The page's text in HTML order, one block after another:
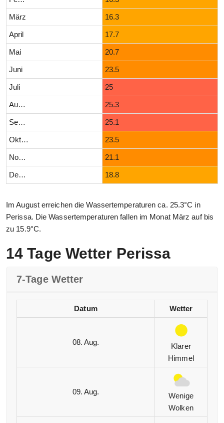
März 16.3
April 17.7
Mai 20.7
Juni 23.5
Juli 25
August 25.3
September 25.1
Oktober 23.5
November 21.1
Dezember 18.8
Im August erreichen die Wassertemperaturen ca. 25.3°C in
Perissa. Die Wassertemperaturen fallen im Monat März auf bis
zu 15.9°C.
14 Tage Wetter Perissa
7-Tage Wetter
Datum Wetter
08. Aug.
Klarer
Himmel
09. Aug.
Wenige
Wolken